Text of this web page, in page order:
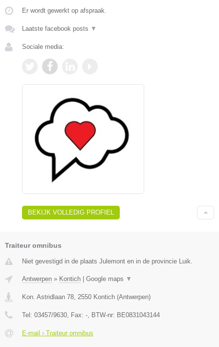
Er wordt gewerkt op afspraak.
Laatste facebook posts ▼
Sociale media:
BEKIJK VOLLEDIG PROFIEL
Traiteur omnibus
Niet gevestigd in de plaats Julemont en in de provincie Luik.
Antwerpen » Kontich Google maps ▼
Kon. Astridlaan 78, 2550 Kontich (Antwerpen)
Tel: 03457/9630, Fax: -, BTW-nr: BE0831043144
E-mail › Traiteur omnibus